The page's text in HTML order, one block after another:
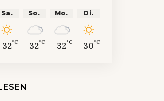
Sa.
32°C
So.
32°C
Mo.
32°C
Di.
30°C